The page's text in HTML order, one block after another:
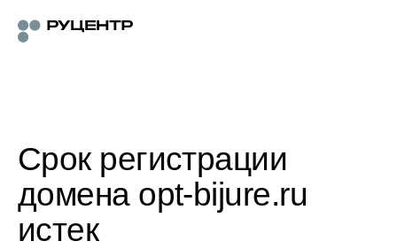
Срок регистрации
домена opt-bijure.ru
истек